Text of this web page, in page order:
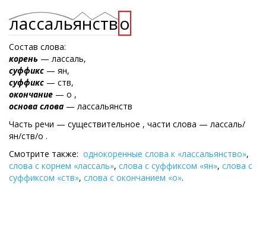
лассальянство
Состав слова:
корень — лассаль,
суффикс — ян,
суффикс — ств,
окончание — о ,
основа слова — лассальянств
Часть речи — существительное , части слова — лассаль/
ян/ств/о .
Смотрите также: однокоренные слова к «лассальянство»,
слова с корнем «лассаль», слова с суффиксом «ян», слова с
суффиксом «ств», слова с окончанием «о».